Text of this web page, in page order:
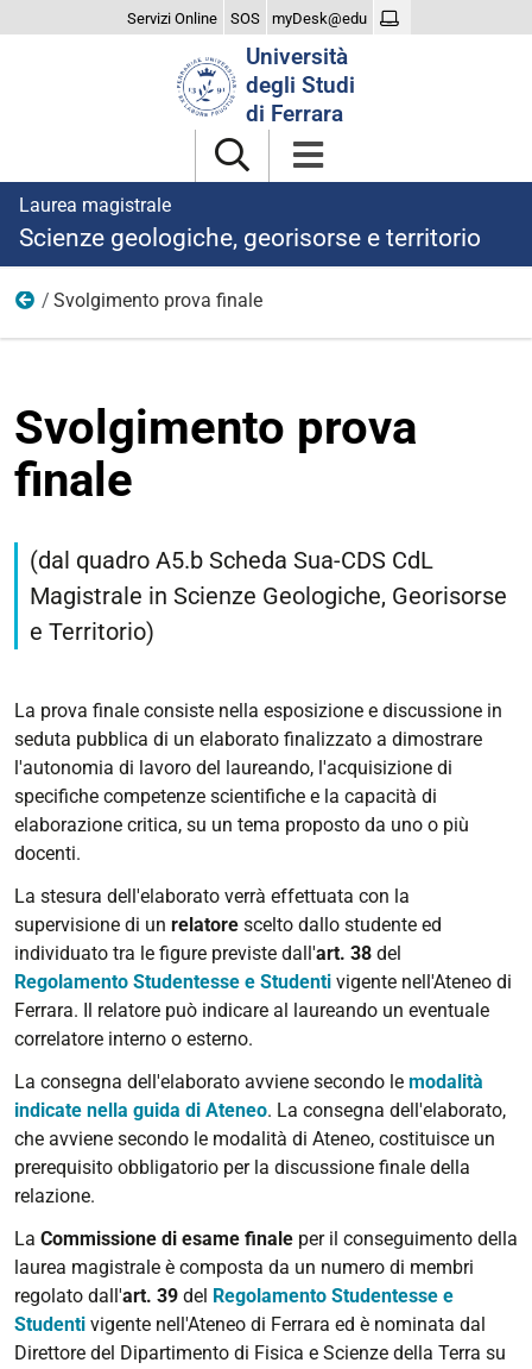
Servizi Online SOS myDesk@edu
Università
degli Studi
di Ferrara
Laurea magistrale
Scienze geologiche, georisorse e territorio
Esame di laurea
Svolgimento prova finale
Svolgimento prova
finale
(dal quadro A5.b Scheda Sua-CDS CdL
Magistrale in Scienze Geologiche, Georisorse
e Territorio)
La prova finale consiste nella esposizione e discussione in
seduta pubblica di un elaborato finalizzato a dimostrare
l'autonomia di lavoro del laureando, l'acquisizione di
specifiche competenze scientifiche e la capacità di
elaborazione critica, su un tema proposto da uno o più
docenti.
La stesura dell'elaborato verrà effettuata con la
supervisione di un relatore scelto dallo studente ed
individuato tra le figure previste dall'art. 38 del
Regolamento Studentesse e Studenti vigente nell'Ateneo di
Ferrara. Il relatore può indicare al laureando un eventuale
correlatore interno o esterno.
La consegna dell'elaborato avviene secondo le modalità
indicate nella guida di Ateneo. La consegna dell'elaborato,
che avviene secondo le modalità di Ateneo, costituisce un
prerequisito obbligatorio per la discussione finale della
relazione.
La Commissione di esame finale per il conseguimento della
laurea magistrale è composta da un numero di membri
regolato dall'art. 39 del Regolamento Studentesse e
Studenti vigente nell'Ateneo di Ferrara ed è nominata dal
Direttore del Dipartimento di Fisica e Scienze della Terra su